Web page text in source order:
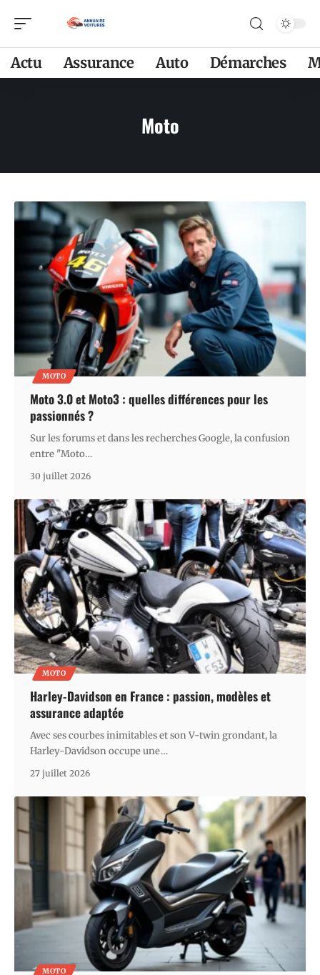
Actu Assurance Auto Démarches
Moto
MOTO
Moto 3.0 et Moto3 : quelles différences pour les
passionnés ?
Sur les forums et dans les recherches Google, la confusion
entre "Moto…
30 juillet 2026
MOTO
Harley-Davidson en France : passion, modèles et
assurance adaptée
Avec ses courbes inimitables et son V-twin grondant, la
Harley-Davidson occupe une…
27 juillet 2026
MOTO